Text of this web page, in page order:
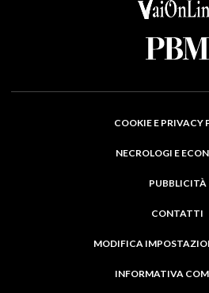
COOKIE E PRIVACY
NECROLOGI E
PUBBLICITÀ
CONTATTI
MODIFICA
INFORMATIVA